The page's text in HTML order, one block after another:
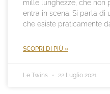
mille lunghezze, che non
entra in scena. Si parla di
che esiste praticamente
SCOPRI DI PIÙ »
Le Twins 22 Luglio 2021